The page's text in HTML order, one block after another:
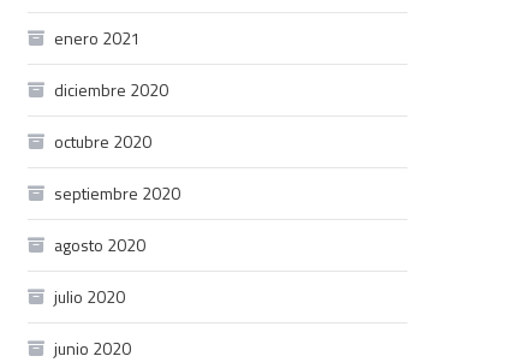
enero 2021
diciembre 2020
octubre 2020
septiembre 2020
agosto 2020
julio 2020
junio 2020